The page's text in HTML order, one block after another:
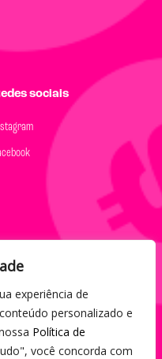
experiência de
personalizado e
Política de
você concorda com
sociais
Pix